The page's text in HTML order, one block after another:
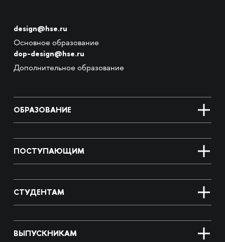
design@hse.ru
Основное образование
dop-design@hse.ru
Дополнительное образование
ОБРАЗОВАНИЕ
ПОСТУПАЮЩИМ
СТУДЕНТАМ
ВЫПУСКНИКАМ